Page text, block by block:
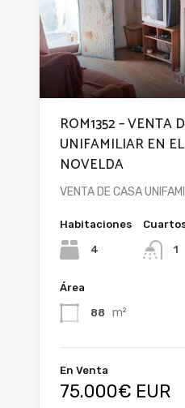
ROM1352 – VENTA
UNIFAMILIAR EN
NOVELDA
VENTA DE CASA
Habitaciones
4 1
Área
88 m²
En Venta
75.000€ EUR